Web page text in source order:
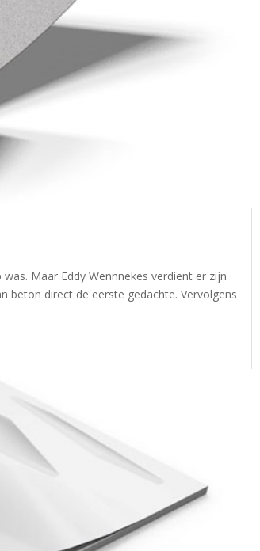
Maar Eddy Wennnekes verdient er zijn
beton direct de eerste gedachte. Vervolgens